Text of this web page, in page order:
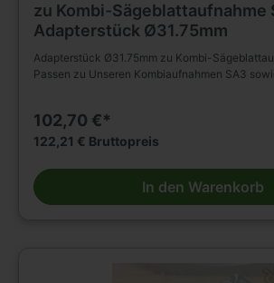
zu Kombi-Sägeblattaufnahme
Adapterstück Ø31.75mm
Adapterstück Ø31.75mm zu Kombi-
Passen zu Unseren Kombiaufnahmen SA3
102,70 €*
122,21 € Bruttopreis
In den Warenkorb